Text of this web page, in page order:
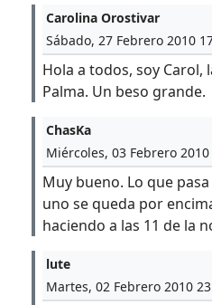
Carolina Orostivar
Sábado, 27 Febrero 2010
Hola a todos, soy Carol,
Palma. Un beso grande.
ChasKa
Miércoles, 03 Febrero
Muy bueno. Lo que
uno se queda por
haciendo a las 11 de la
lute
Martes, 02 Febrero 2010